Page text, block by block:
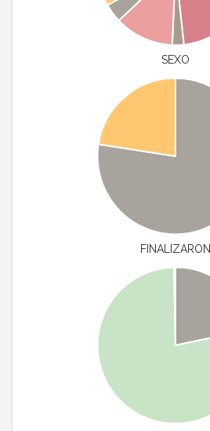
SEXO
FINALIZARON